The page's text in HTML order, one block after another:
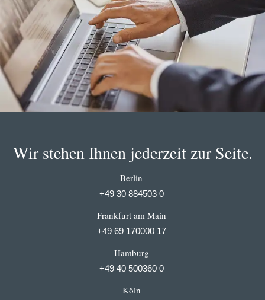
Wir stehen Ihnen jederzeit zur Seite.
Berlin
+49 30 884503 0
Frankfurt am Main
+49 69 170000 17
Hamburg
+49 40 500360 0
Köln